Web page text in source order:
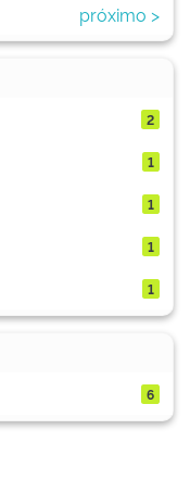
próximo >
2
1
1
1
1
6